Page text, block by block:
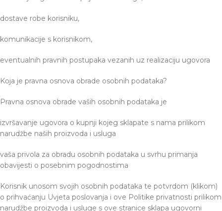
dostave robe korisniku,
komunikacije s korisnikom,
eventualnih pravnih postupaka vezanih uz realizaciju ugovora
Koja je pravna osnova obrade osobnih podataka?
Pravna osnova obrade vaših osobnih podataka je
izvršavanje ugovora o kupnji kojeg sklapate s nama prilikom
narudžbe naših proizvoda i usluga
vaša privola za obradu osobnih podataka u svrhu primanja
obavijesti o posebnim pogodnostima
Korisnik unosom svojih osobnih podataka te potvrdom (klikom)
o prihvaćanju Uvjeta poslovanja i ove Politike privatnosti prilikom
narudžbe proizvoda i usluge s ove stranice sklapa ugovorni